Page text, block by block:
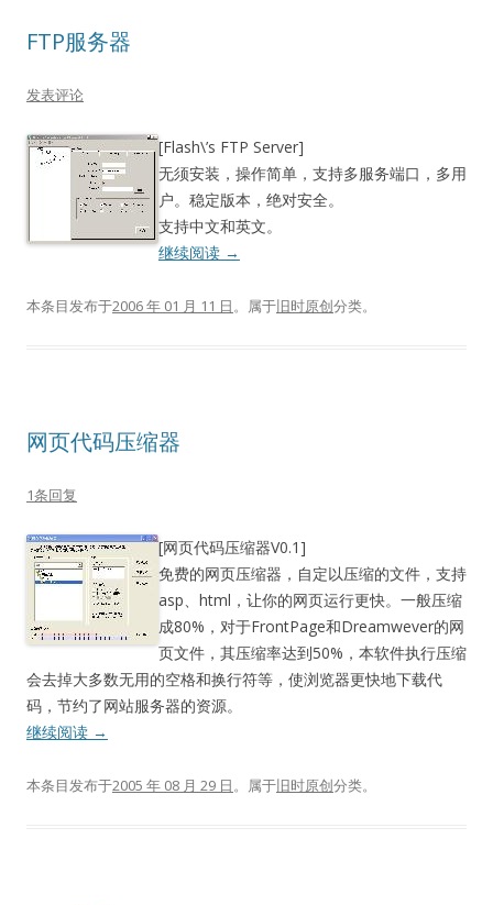
FTP服务器
发表评论
[Flash\’s FTP Server]
无须安装，操作简单，支持多服务端口，多用
户。稳定版本，绝对安全。
支持中文和英文。
继续阅读 →
本条目发布于2006 年 01 月 11 日。属于旧时原创分类。
网页代码压缩器
1条回复
[网页代码压缩器V0.1]
免费的网页压缩器，自定以压缩的文件，支持
asp、html，让你的网页运行更快。一般压缩
成80%，对于FrontPage和Dreamwever的网
页文件，其压缩率达到50%，本软件执行压缩
会去掉大多数无用的空格和换行符等，使浏览器更快地下载代
码，节约了网站服务器的资源。
继续阅读 →
本条目发布于2005 年 08 月 29 日。属于旧时原创分类。